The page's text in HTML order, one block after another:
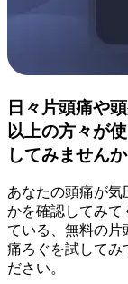
日々片頭痛や
以上の方々が
してみませんか
あなたの頭痛が気
かを確認してみて
ている、無料の片
痛ろぐを試してみ
ださい。